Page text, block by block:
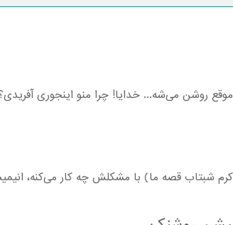
روشن می‌شه... خدایا! چرا منو اینجوری
شبتاب قصه ما) با مشکلش چه کار می‌کنه،